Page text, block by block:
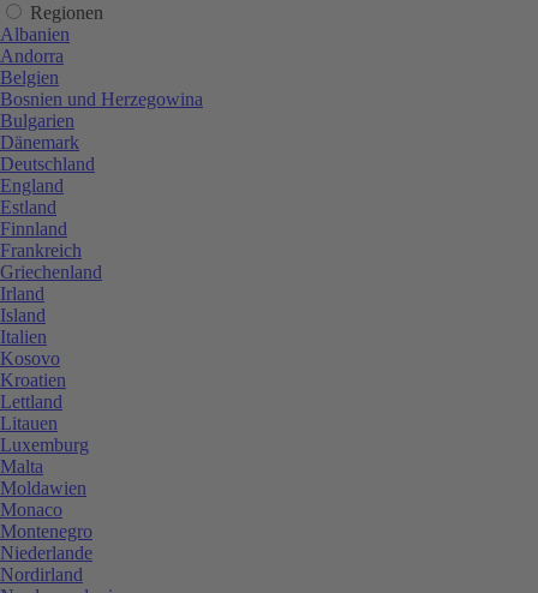
Regionen
Albanien
Andorra
Belgien
Bosnien und Herzegowina
Bulgarien
Dänemark
Deutschland
England
Estland
Finnland
Frankreich
Griechenland
Irland
Island
Italien
Kosovo
Kroatien
Lettland
Litauen
Luxemburg
Malta
Moldawien
Monaco
Montenegro
Niederlande
Nordirland